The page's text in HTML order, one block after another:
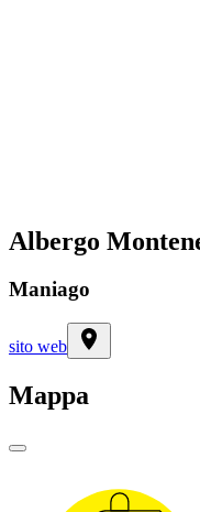
Albergo
Maniago
sito web
Mappa